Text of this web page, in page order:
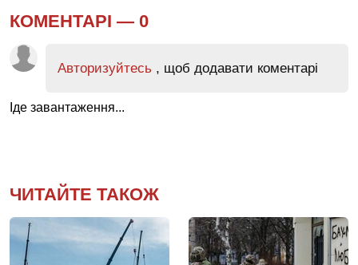
КОМЕНТАРІ — 0
Авторизуйтесь , щоб додавати коментарі
Іде завантаження...
ЧИТАЙТЕ ТАКОЖ